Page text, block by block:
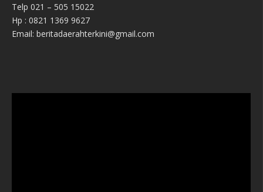
Telp 021 – 505 15022
Hp : 0821 1369 9627
Email: beritadaerahterkini@gmail.com